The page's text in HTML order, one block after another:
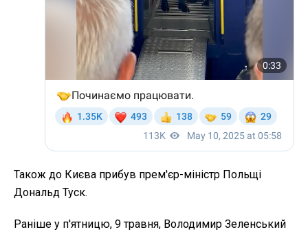
Також до Києва прибув прем'єр-міністр Польщі
Дональд Туск.
Раніше у п'ятницю, 9 травня, Володимир Зеленський